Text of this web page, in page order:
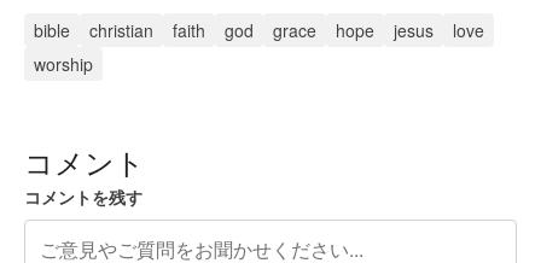
bible christian faith god grace hope jesus
love
worship
コメント
コメントを残す